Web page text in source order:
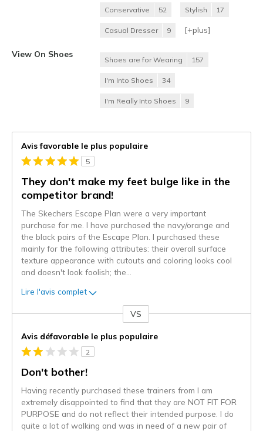
Conservative 52 Stylish 17
Casual Dresser 9 [+plus]
View On Shoes
Shoes are for Wearing 157
I'm Into Shoes 34
I'm Really Into Shoes 9
Avis favorable le plus populaire
5
They don't make my feet bulge like in the
competitor brand!
The Skechers Escape Plan were a very important
purchase for me. I have purchased the navy/orange and
the black pairs of the Escape Plan. I purchased these
mainly for the following attributes: their overall surface
texture appearance with cutouts and coloring looks cool
and doesn't look foolish; the
Lire l'avis complet
projecteur
sur
les
VS
Avis défavorable le plus populaire
2
Don't bother!
Having recently purchased these trainers from I am
extremely disappointed to find that they are NOT FIT FOR
PURPOSE and do not reflect their intended purpose. I do
quite a lot of walking and was in need of a new pair of